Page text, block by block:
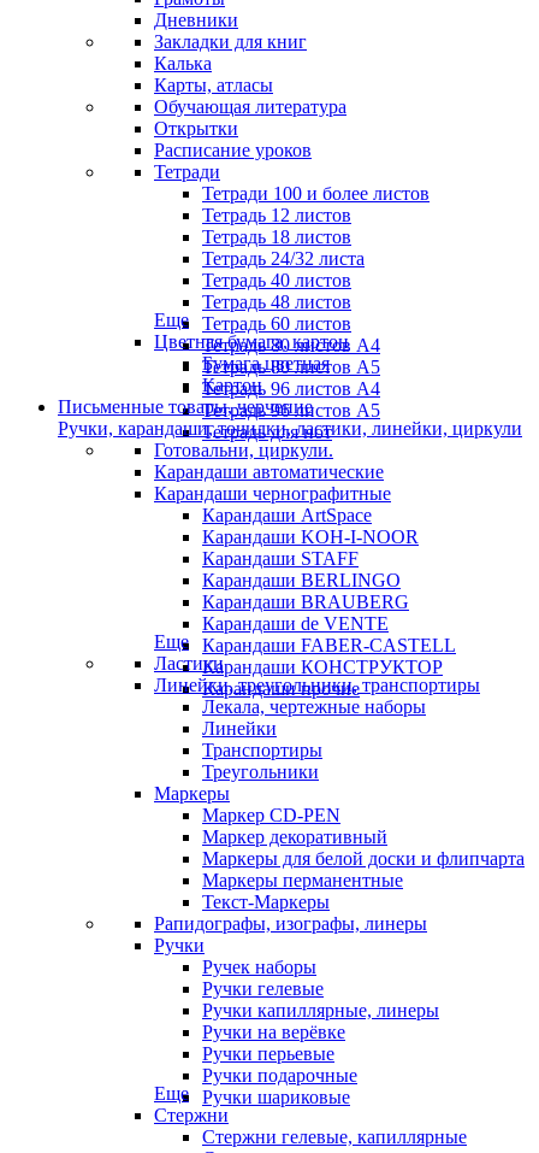
Дневники
Закладки для книг
Калька
Карты, атласы
Обучающая литература
Открытки
Расписание уроков
Тетради
Тетради 100 и более листов
Тетрадь 12 листов
Тетрадь 18 листов
Тетрадь 24/32 листа
Тетрадь 40 листов
Тетрадь 48 листов
Тетрадь 60 листов
Тетрадь 80 листов А4
Тетрадь 80 листов А5
Тетрадь 96 листов А4
Тетрадь 96 листов А5
Тетрадь для нот
Еще
Цветная бумага, картон
Бумага цветная
Картон
Письменные товары, черчение
Ручки, карандаши, точилки, ластики, линейки, циркули
Готовальни, циркули.
Карандаши автоматические
Карандаши чернографитные
Карандаши ArtSpace
Карандаши KOH-I-NOOR
Карандаши STAFF
Карандаши BERLINGO
Карандаши BRAUBERG
Карандаши de VENTE
Карандаши FABER-CASTELL
Карандаши КОНСТРУКТОР
Карандаши прочие
Еще
Ластики
Линейки, треугольники, транспортиры
Лекала, чертежные наборы
Линейки
Транспортиры
Треугольники
Маркеры
Маркер CD-PEN
Маркер декоративный
Маркеры для белой доски и флипчарта
Маркеры перманентные
Текст-Маркеры
Рапидографы, изографы, линеры
Ручки
Ручек наборы
Ручки гелевые
Ручки капиллярные, линеры
Ручки на верёвке
Ручки перьевые
Ручки подарочные
Ручки шариковые
Еще
Стержни
Стержни гелевые, капиллярные